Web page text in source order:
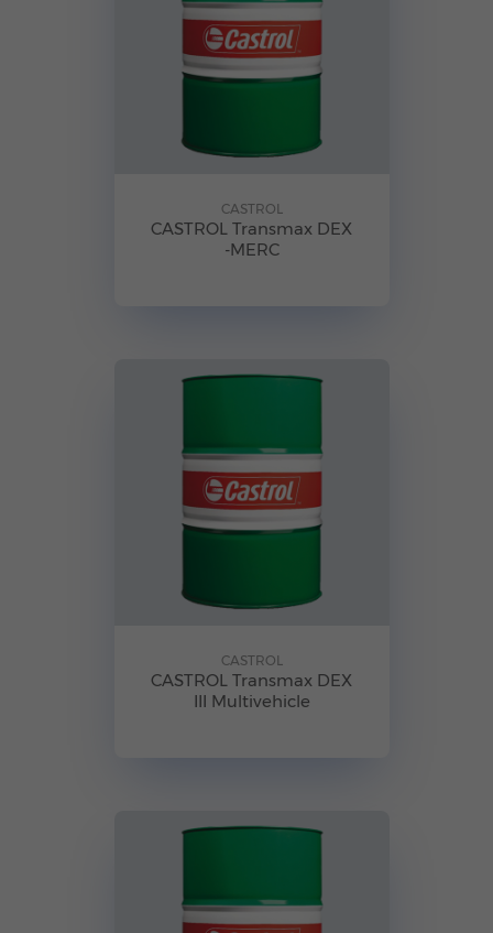
CASTROL
CASTROL Transmax DEX
-MERC
CASTROL
CASTROL Transmax DEX
III Multivehicle